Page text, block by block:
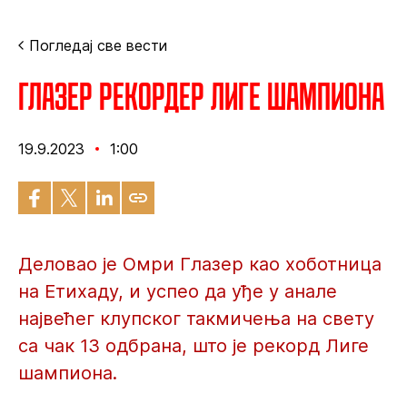
Погледај све вести
Глазер рекордер Лиге шампиона
19.9.2023 1:00
Деловао је Омри Глазер као хоботница
на Етихаду, и успео да уђе у анале
највећег клупског такмичења на свету
са чак 13 одбрана, што је рекорд Лиге
шампиона.